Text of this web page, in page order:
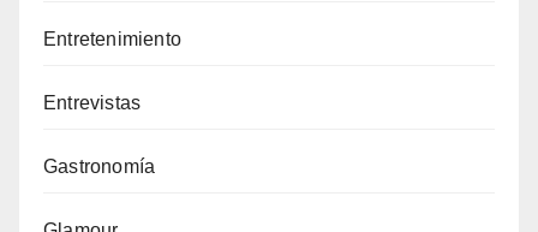
Entretenimiento
Entrevistas
Gastronomía